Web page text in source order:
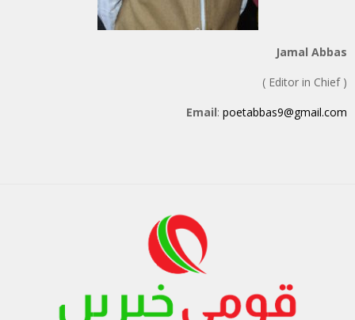
Jamal Abbas
( Editor in Chief )
Email: poetabbas9@gmail.com